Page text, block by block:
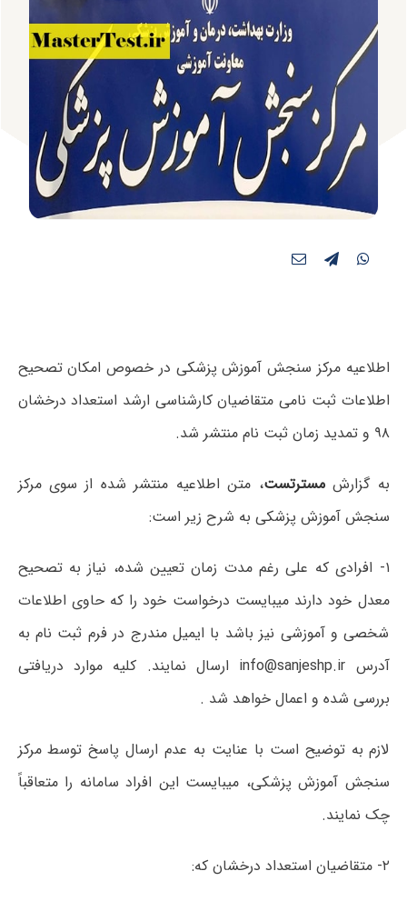
اطلاعیه مرکز سنجش آموزش پزشکی در خصوص امکان تصحیح
اطلاعات ثبت نامی متقاضیان کارشناسی ارشد استعداد درخشان
۹۸ و تمدید زمان ثبت نام منتشر شد.
به گزارشمسترتست، متن اطلاعیه منتشر شده از سوی مرکز
سنجش آموزش پزشکی به شرح زیر است:
۱- افرادی که علی رغم مدت زمان تعیین شده، نیاز به تصحیح
معدل خود دارند میبایست درخواست خود را که حاوی اطلاعات
شخصی و آموزشی نیز باشد با ایمیل مندرج در فرم ثبت نام به
آدرس info@sanjeshp.ir ارسال نمایند. کلیه موارد دریافتی
بررسی شده و اعمال خواھد شد .
لازم به توضیح است با عنایت به عدم ارسال پاسخ توسط مرکز
سنجش آموزش پزشکی، میبایست این افراد سامانه را متعاقباً
چک نمایند.
۲- متقاضیان استعداد درخشان که: